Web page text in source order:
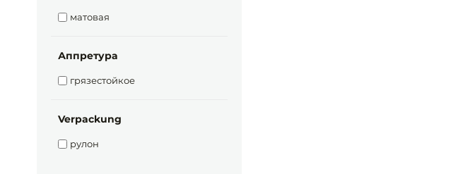
матовая
Аппретура
грязестойкое
Verpackung
рулон